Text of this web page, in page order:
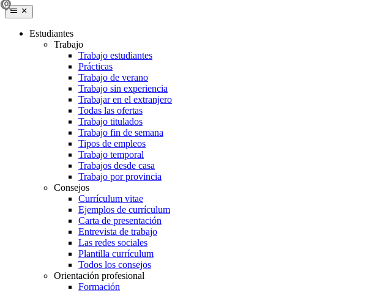
Estudiantes
Trabajo
Trabajo estudiantes
Prácticas
Trabajo de verano
Trabajo sin experiencia
Trabajar en el extranjero
Todas las ofertas
Trabajo titulados
Trabajo fin de semana
Tipos de empleos
Trabajo temporal
Trabajos desde casa
Trabajo por provincia
Consejos
Currículum vitae
Ejemplos de currículum
Carta de presentación
Entrevista de trabajo
Las redes sociales
Plantilla currículum
Todos los consejos
Orientación profesional
Formación